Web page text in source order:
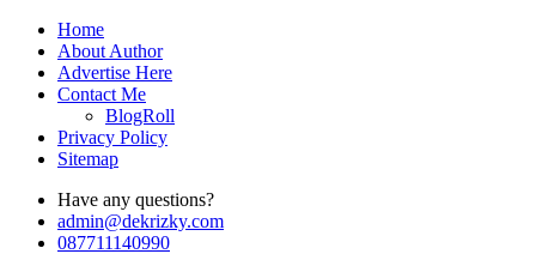
Skip
content
Home
About Author
Advertise Here
Contact Me
BlogRoll
Privacy Policy
Sitemap
Have any questions?
admin@dekrizky.com
087711140990